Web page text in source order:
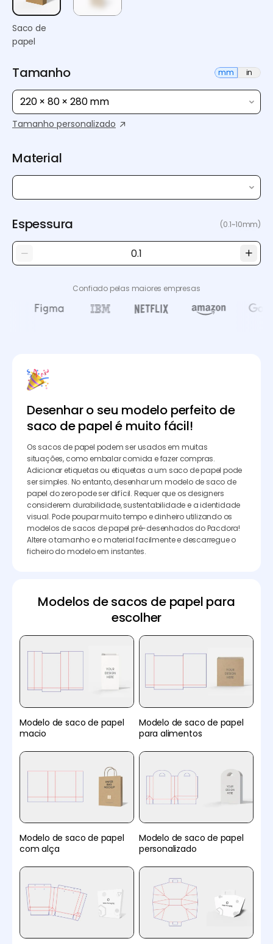
Saco de
papel
Tamanho mm in
220 × 80 × 280 mm
Tamanho personalizado
Material
Espessura (0.1~10mm)
Confiado pelas maiores empresas
Desenhar o seu modelo perfeito de
saco de papel é muito fácil!
Os sacos de papel podem ser usados em muitas
situações, como embalar comida e fazer compras.
Adicionar etiquetas ou etiquetas a um saco de papel pode
ser simples. No entanto, desenhar um modelo de saco de
papel do zero pode ser difícil. Requer que os designers
considerem durabilidade, sustentabilidade e a identidade
visual. Pode poupar muito tempo e dinheiro utilizando os
modelos de sacos de papel pré-desenhados do Pacdora!
Altere o tamanho e o material facilmente e descarregue o
ficheiro do modelo em instantes.
Modelos de sacos de papel para
escolher
Modelo de saco de papel
macio
Modelo de saco de papel
para alimentos
Modelo de saco de papel
com alça
Modelo de saco de papel
personalizado